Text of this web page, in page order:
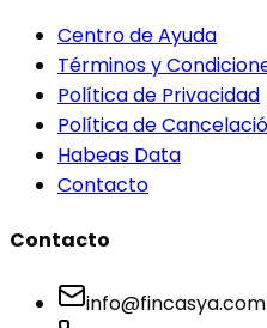
Centro de Ayuda
Términos y
Política de Privacidad
Política de
Habeas Data
Contacto
Contacto
info@fincasya.com